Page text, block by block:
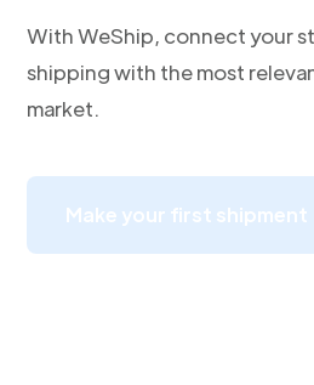
With WeShip, connect your
shipping with the most
market.
Make your first shipment